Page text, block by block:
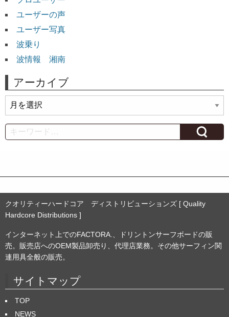
ユーザーの声
ユーザー写真
波乗り
波情報 湘南
アーカイブ
ー
カ
イ
Search
クオリティーハードコア ディストリビューションズ [ Quality
Hardcore Distributions ]
インターネット上でのFACTORA.、ドリントンサーフボードの販
売。販売店へのOEM製品卸売り、代理店業務。その他サーフィン関
連用具全般の販売。
サイトマップ
TOP
NEWS